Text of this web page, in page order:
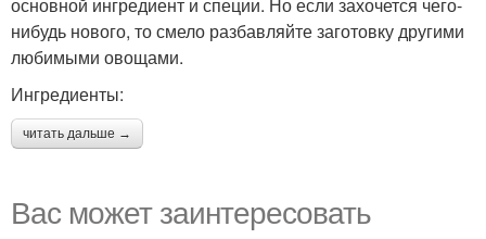
нибудь нового, то смело разбавляйте заготовку другими
любимыми овощами.
Ингредиенты:
читать дальше →
Вас может заинтересовать